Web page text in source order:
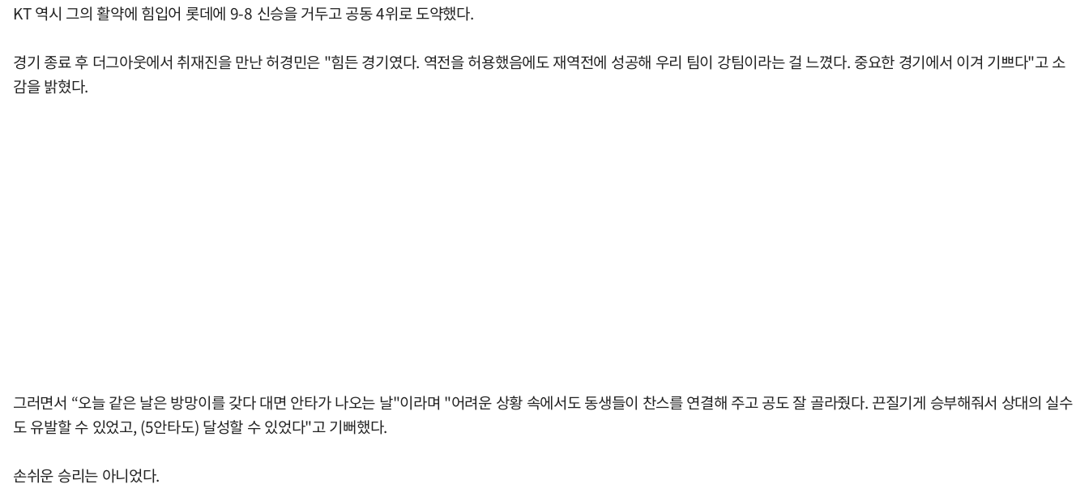
KT 역시 그의 활약에 힘입어 롯데에 9-8 신승을 거두고 공동 4위로 도약했다.
경기 종료 후 더그아웃에서 취재진을 만난 허경민은 "힘든 경기였다. 역전을 허용했음에도 재역전에 성공해 우리 팀이 강팀이라는 걸 느꼈다. 중요한 경기에서 이겨 기쁘다"고 소
감을 밝혔다.
그러면서 “오늘 같은 날은 방망이를 갖다 대면 안타가 나오는 날"이라며 "어려운 상황 속에서도 동생들이 찬스를 연결해 주고 공도 잘 골라줬다. 끈질기게 승부해줘서 상대의 실수
도 유발할 수 있었고, (5안타도) 달성할 수 있었다"고 기뻐했다.
손쉬운 승리는 아니었다.